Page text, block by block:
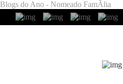
Blogs do Ano - Nomeado FamÃ­lia